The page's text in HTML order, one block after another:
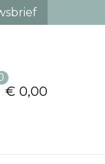
€ 0,00